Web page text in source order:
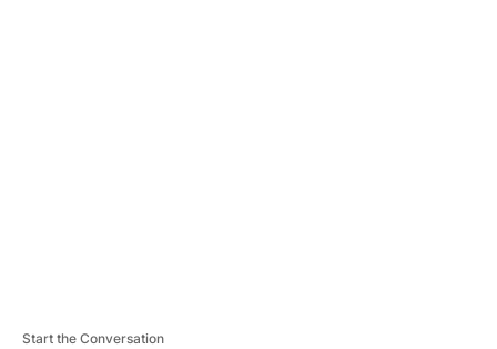
Start the Conversation